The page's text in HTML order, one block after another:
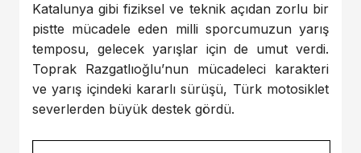
Katalunya gibi fiziksel ve teknik açıdan zorlu bir
pistte mücadele eden milli sporcumuzun yarış
temposu, gelecek yarışlar için de umut verdi.
Toprak Razgatlıoğlu’nun mücadeleci karakteri
ve yarış içindeki kararlı sürüşü, Türk motosiklet
severlerden büyük destek gördü.